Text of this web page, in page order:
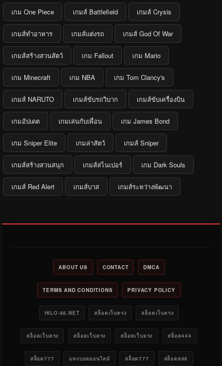
เกม One Piece เกมส์ Battlefield เกมส์ Crysis
เกมส์ทำอาหาร เกมส์แต่งรถ เกมส์ God Of War
เกมส์สร้างสวนสัตว์ เกม Fallout เกม Mario
เกม Minecraft เกม NBA เกม Tom Clancy's
เกมส์ NARUTO เกมส์ขับรถวิบาก เกมส์ขับเครื่องบิน
เกมอัปเดต เกมเล่นกับเพื่อน เกม James Bond
เกม Sniper Elite เกมล่าสัตว์ เกมส์ Sniper
เกมส์สร้างสวนสนุก เกมส์สไนเปอร์ เกม Dark Souls
เกมส์ Red Alert เกมส์บาส เกมส์ระหว่างพัฒนา
ABOUT US CONTACT DMCA
TERMS AND CONDITIONS PRIVACY POLICY
HILO-88.NET สล็อตเว็บตรง สล็อตเว็บตรง
สล็อตเว็บตรง สล็อตเว็บตรง สล็อตเว็บตรง สล็อต444
สล็อต777 แทงบอลออนไลน์ สล็อต777 สล็อต888